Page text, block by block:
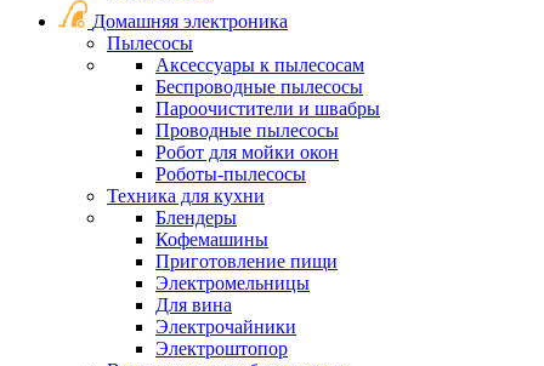
Домашняя электроника
Пылесосы
Аксессуары к пылесосам
Беспроводные пылесосы
Пароочистители и швабры
Проводные пылесосы
Робот для мойки окон
Роботы-пылесосы
Техника для кухни
Блендеры
Кофемашины
Приготовление пищи
Электромельницы
Для вина
Электрочайники
Электроштопор